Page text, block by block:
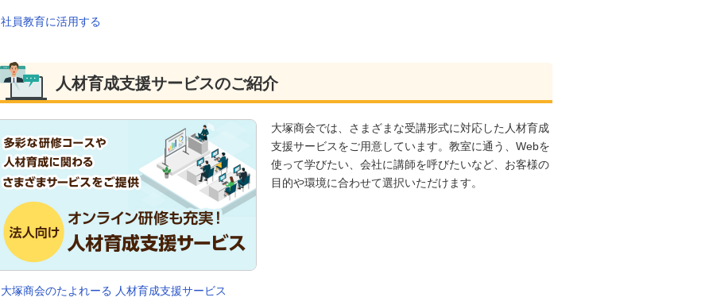
社員教育に活用する
人材育成支援サービスのご紹介
大塚商会では、さまざまな受講形式に対応した人材育成
支援サービスをご用意しています。教室に通う、Webを
使って学びたい、会社に講師を呼びたいなど、お客様の
目的や環境に合わせて選択いただけます。
大塚商会のたよれーる 人材育成支援サービス